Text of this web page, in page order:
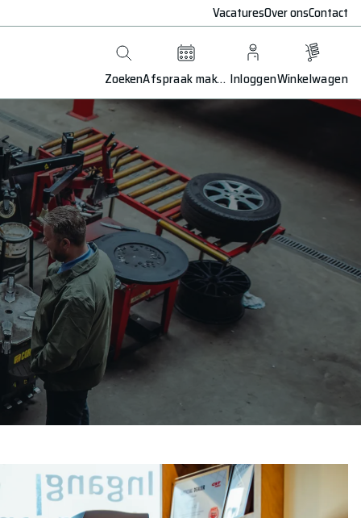
VacaturesOver onsContact
Zoeken Afspraak maken InloggenWinkelwagen